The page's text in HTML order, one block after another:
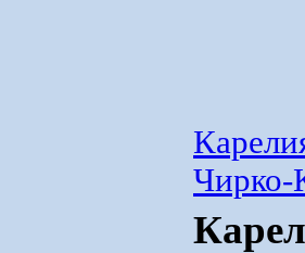
Чирко-